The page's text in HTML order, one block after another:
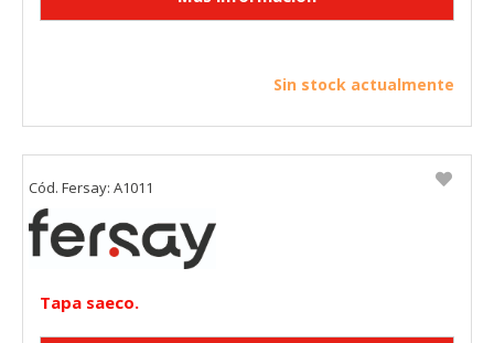
Sin stock actualmente
Tapa saeco.
Cód. Fersay: A1011
Cookies necesarias
Puede configurar su navegador para bloquear o alertar
COOKIELEGALFERSAY, VSF904, PHPSESSID, wp-settings-1,
Cookies de rendimiento
Estas cookies nos permiten contar las visitas y fuentes de
tráfico para poder evaluar el rendimiento de nuestro sitio y
mejorarlo. Nos ayudan a saber qué páginas son las más o